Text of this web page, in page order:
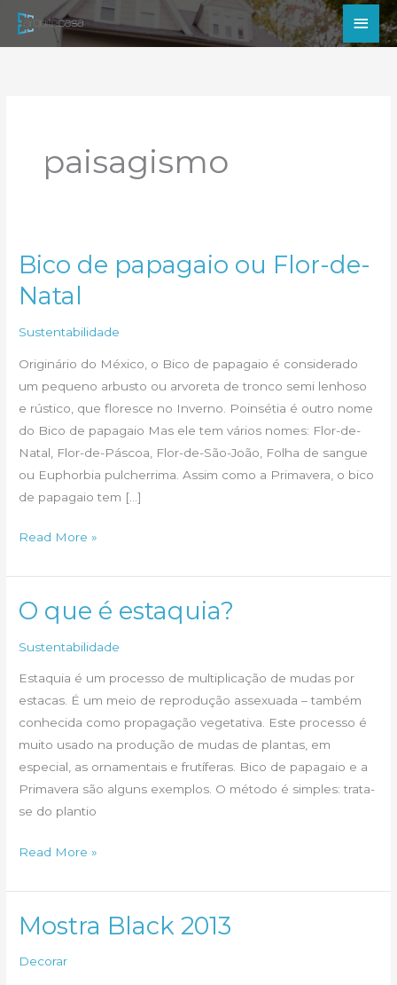
para
paisagismo
Bico de papagaio ou Flor-de-
Natal
Sustentabilidade
Originário do México, o Bico de papagaio é considerado
um pequeno arbusto ou arvoreta de tronco semi lenhoso
e rústico, que floresce no Inverno. Poinsétia é outro nome
do Bico de papagaio Mas ele tem vários nomes: Flor-de-
Natal, Flor-de-Páscoa, Flor-de-São-João, Folha de sangue
ou Euphorbia pulcherrima. Assim como a Primavera, o bico
de papagaio tem […]
Bico
papagaio
ou
de-
Read More »
O que é estaquia?
Sustentabilidade
Estaquia é um processo de multiplicação de mudas por
estacas. É um meio de reprodução assexuada – também
conhecida como propagação vegetativa. Este processo é
muito usado na produção de mudas de plantas, em
especial, as ornamentais e frutíferas. Bico de papagaio e a
Primavera são alguns exemplos. O método é simples: trata-
se do plantio
O
é
estaquia?
Read More »
Mostra Black 2013
Decorar